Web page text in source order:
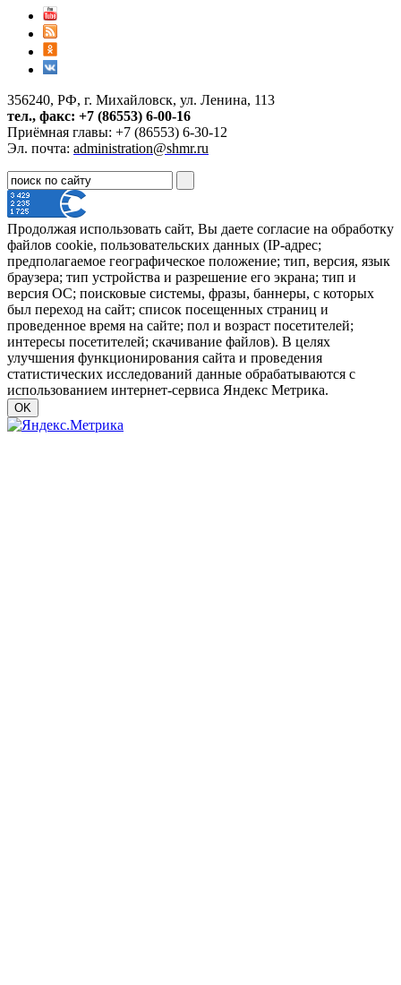
356240, РФ, г. Михайловск, ул. Ленина, 113
тел., факс: +7 (86553) 6-00-16
Приёмная главы: +7 (86553) 6-30-12
Эл. почта: administration@shmr.ru
Продолжая использовать сайт, Вы даете согласие на обработку
файлов cookie, пользовательских данных (IP-адрес;
предполагаемое географическое положение; тип, версия, язык
браузера; тип устройства и разрешение его экрана; тип и
версия ОС; поисковые системы, фразы, баннеры, с которых
был переход на сайт; список посещенных страниц и
проведенное время на сайте; пол и возраст посетителей;
интересы посетителей; скачивание файлов). В целях
улучшения функционирования сайта и проведения
статистических исследований данные обрабатываются с
использованием интернет-сервиса Яндекс Метрика.
OK